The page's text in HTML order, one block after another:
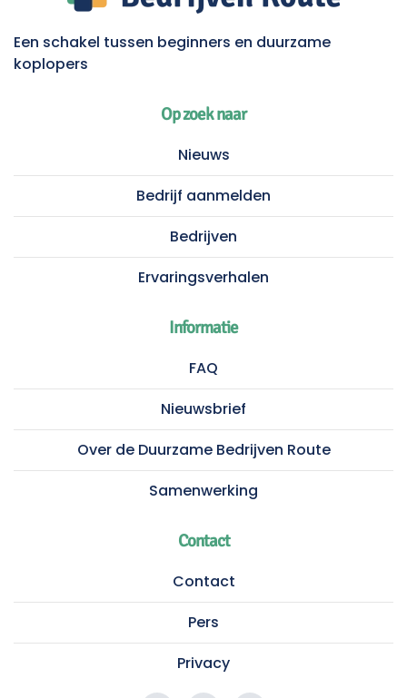
Een schakel tussen beginners en duurzame
koplopers
Op zoek naar
Nieuws
Bedrijf aanmelden
Bedrijven
Ervaringsverhalen
Informatie
FAQ
Nieuwsbrief
Over de Duurzame Bedrijven Route
Samenwerking
Contact
Contact
Pers
Privacy